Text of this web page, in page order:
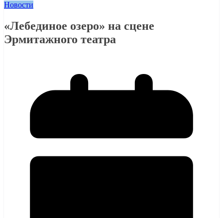
Новости
«Лебединое озеро» на сцене
Эрмитажного театра